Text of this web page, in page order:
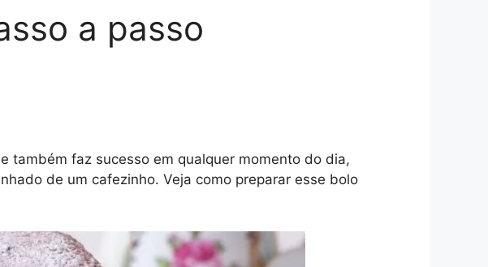
a passo
também faz sucesso em qualquer momento do dia,
de um cafezinho. Veja como preparar esse bolo